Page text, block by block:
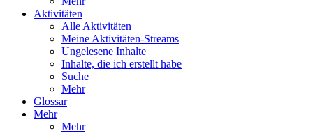
Aktivitäten
Alle Aktivitäten
Meine Aktivitäten-Streams
Ungelesene Inhalte
Inhalte, die ich erstellt habe
Suche
Mehr
Glossar
Mehr
Mehr